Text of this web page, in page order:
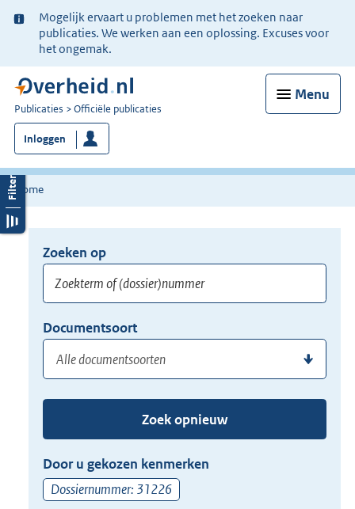
Ter
informatie:
Mogelijk ervaart u problemen met het zoeken naar
publicaties. We werken aan een oplossing. Excuses voor
het ongemak.
Menu
U
bent
nu
hier:
Publicaties Officiële publicaties
Inloggen
Home
Opnieuw
zoeken:
Zoeken op
of
(dossier)nummer
hier
uw
zoekterm
of
(dossier)nummer
in
Documentsoort
of
de
pijl
beneden
Zoek opnieuw
Door u gekozen kenmerken
Dossiernummer: 31226